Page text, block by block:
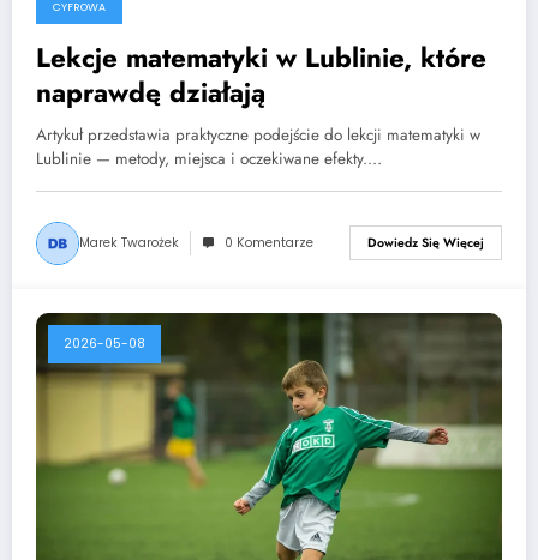
CYFROWA
Lekcje matematyki w Lublinie, które
naprawdę działają
Artykuł przedstawia praktyczne podejście do lekcji matematyki w
Lublinie — metody, miejsca i oczekiwane efekty.…
Marek Twarożek 0 Komentarze Dowiedz Się Więcej
2026-05-08